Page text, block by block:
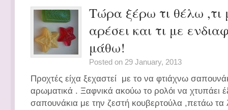
Τώρα ξέρω τι θέλω ,τι
αρέσει και τι με
μάθω!
Posted on 29 January, 2013
Προχτές είχα ξεχαστεί με το να φτιάχνω
αρωματικά . Ξαφνικά ακούω το ρολόι να χτυπάει
σαπουνάκια με την ζεστή κουβερτούλα ,πετάω τα